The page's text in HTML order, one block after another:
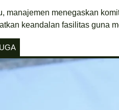
manajemen menegaskan
keandalan fasilitas guna